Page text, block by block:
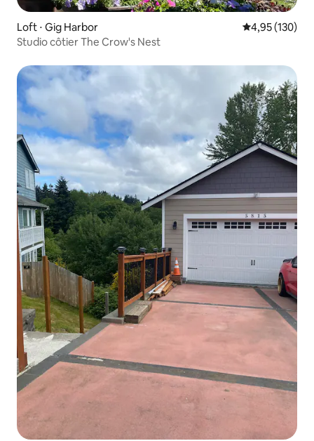
Loft ⋅ Gig Harbor Évaluation
4,95 (130)
Studio côtier The Crow's Nest